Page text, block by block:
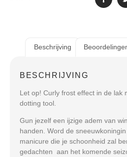
Beschrijving
BESCHRIJVING
Let op! Curly frost effect in de lak
dotting tool.
Gun jezelf een ijzige adem van
handen. Word de
manicure die je schoonheid zal
gedachten aan het komende